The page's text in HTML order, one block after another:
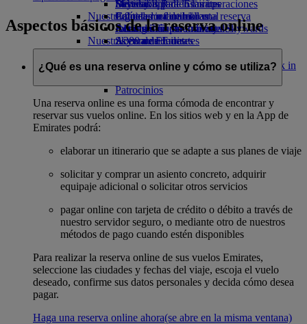
Bebidas
Nuestra flota
Boeing 777
A380 de Emirates
Emirates A350
Emirates Executive
Diversión para los niños
Juguetes infantiles
Actividades para niños
Sostenibilidad en las operaciones
Política medioambiental
Informes medioambientales
Nuestras comunidades
Fundación Emirates AirlineFundación
Emirates Airline Opens an external link in
Patrocinios
Skywards Rail
Calculadora de millas
Inicie sesión en Emirates Skywards
Skywards+
Móvil y app de Emirates
Cancelar o cambiar una reserva
Alteraciones en los viajes
Acerca de Emirates
Aspectos básicos de la reserva online
¿Qué es una reserva online y cómo se utiliza?
Una reserva online es una forma cómoda de encontrar y
reservar sus vuelos online. En los sitios web y en la App de
Emirates podrá:
elaborar un itinerario que se adapte a sus planes de viaje
solicitar y comprar un asiento concreto, adquirir
equipaje adicional o solicitar otros servicios
pagar online con tarjeta de crédito o débito a través de
nuestro servidor seguro, o mediante otro de nuestros
métodos de pago cuando estén disponibles
Para realizar la reserva online de sus vuelos Emirates,
seleccione las ciudades y fechas del viaje, escoja el vuelo
deseado, confirme sus datos personales y decida cómo desea
pagar.
Haga una reserva online ahora(se abre en la misma ventana)